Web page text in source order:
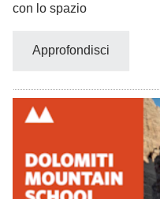
con lo spazio
Approfondisci